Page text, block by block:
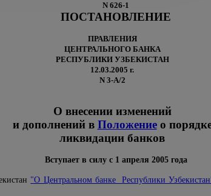
N 626-1
ПОСТАНОВЛЕНИЕ
ПРАВЛЕНИЯ
ЦЕНТРАЛЬНОГО БАНКА
РЕСПУБЛИКИ УЗБЕКИСТАН
12.03.2005 г.
N 3-А/2
О внесении изменений
и дополнений в Положениео
ликвидации банков
Вступает в силу с 1 апреля 2005 года
"О Центральном банке Республики